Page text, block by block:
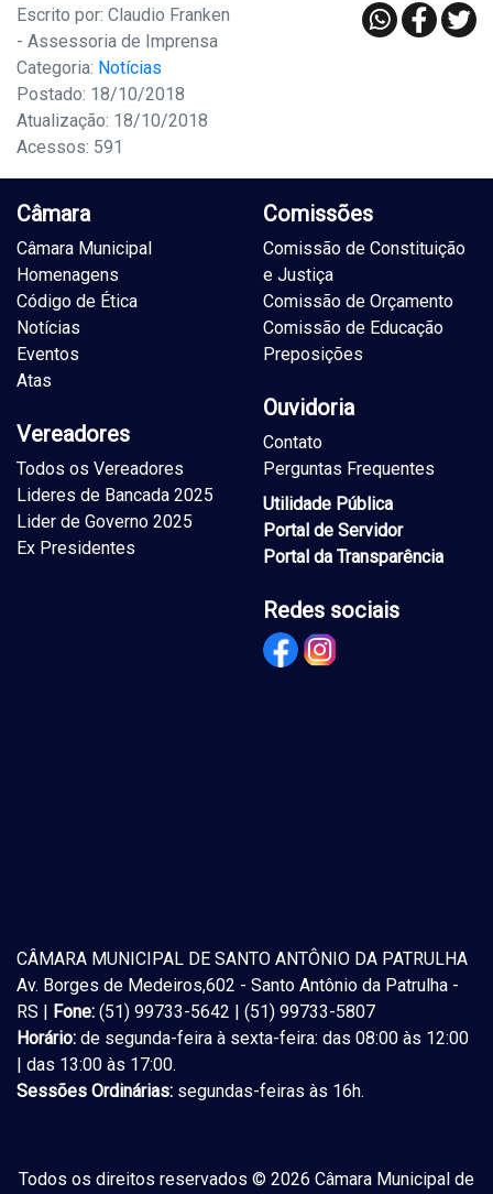
Escrito por: Claudio Franken
- Assessoria de Imprensa
Categoria: Notícias
Postado: 18/10/2018
Atualização: 18/10/2018
Acessos: 591
Câmara
Câmara Municipal
Homenagens
Código de Ética
Notícias
Eventos
Atas
Vereadores
Todos os Vereadores
Lideres de Bancada 2025
Lider de Governo 2025
Ex Presidentes
Comissões
Comissão de Constituição
e Justiça
Comissão de Orçamento
Comissão de Educação
Preposições
Ouvidoria
Contato
Perguntas Frequentes
Utilidade Pública
Portal de Servidor
Portal da Transparência
Redes sociais
CÂMARA MUNICIPAL DE SANTO ANTÔNIO DA PATRULHA
Av. Borges de Medeiros,602 - Santo Antônio da Patrulha -
RS | Fone: (51) 99733-5642 | (51) 99733-5807
Horário: de segunda-feira à sexta-feira: das 08:00 às 12:00
| das 13:00 às 17:00.
Sessões Ordinárias: segundas-feiras às 16h.
Todos os direitos reservados © 2026 Câmara Municipal de